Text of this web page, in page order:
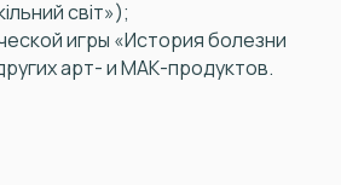
світ»);
игры «История болезни
арт- и МАК-продуктов.